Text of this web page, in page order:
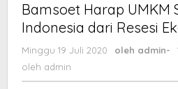
Bamsoet Harap UMKM
Indonesia dari Resesi
Minggu 19 Juli 2020 oleh admin-
oleh admin